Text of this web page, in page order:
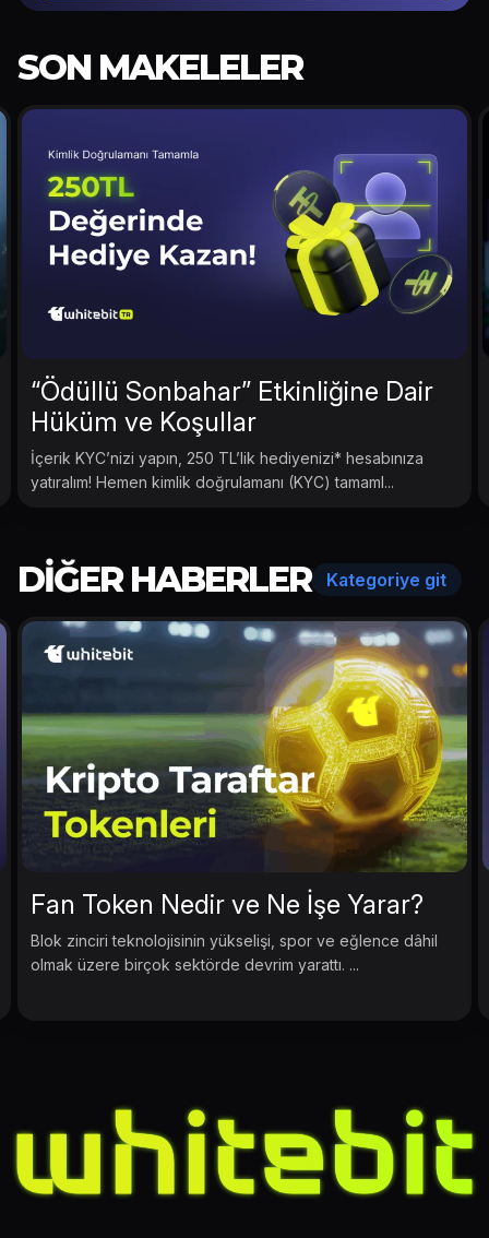
SON MAKELELER
“Ödüllü Sonbahar” Etkinliğine Dair
Hüküm ve Koşullar
İçerik KYC’nizi yapın, 250 TL’lik hediyenizi* hesabınıza
yatıralım! Hemen kimlik doğrulamanı (KYC) tamaml...
DIĞER HABERLER Kategoriye git
Fan Token Nedir ve Ne İşe Yarar?
Blok zinciri teknolojisinin yükselişi, spor ve eğlence dâhil
olmak üzere birçok sektörde devrim yarattı. ...